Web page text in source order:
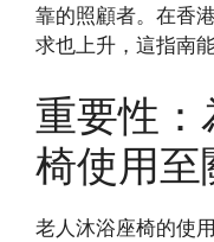
靠的照顧者。在香
求也上升，這指南
重要性：
椅使用至
老人沐浴座椅的使